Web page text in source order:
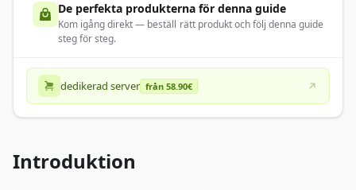
De perfekta produkterna för denna guide
Kom igång direkt — beställ rätt produkt och följ denna guide
steg för steg.
dedikerad server från 58.90€
Introduktion